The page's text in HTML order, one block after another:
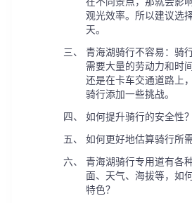
观光效率。所以建议选
天。
青海湖骑行不容易：骑
需要大量的劳动力和时
还是在卡车交通道路上
骑行添加一些挑战。
如何提升骑行的安全性？
如何更好地估算骑行所
青海湖骑行专用道有各
面、天气、海拔等，如
特色？